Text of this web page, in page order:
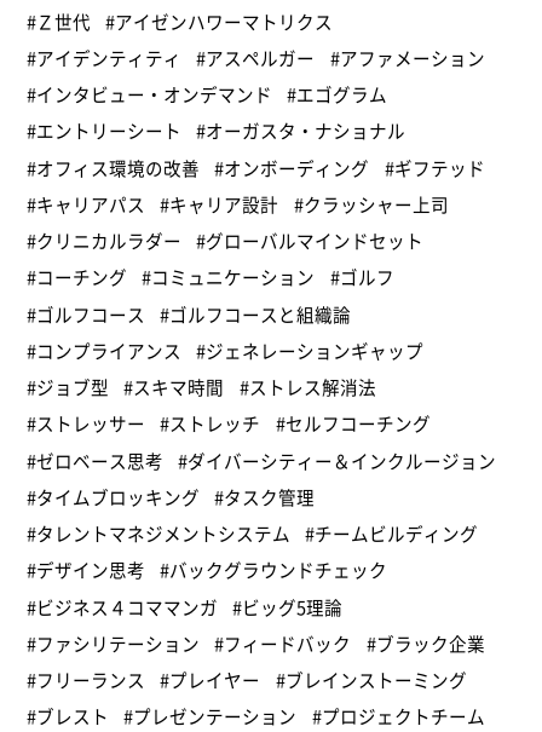
#Ｚ世代
#アイゼンハワーマトリクス
#アイデンティティ
#アスペルガー
#アファメーション
#インタビュー・オンデマンド
#エゴグラム
#エントリーシート
#オーガスタ・ナショナル
#オフィス環境の改善
#オンボーディング
#ギフテッド
#キャリアパス
#キャリア設計
#クラッシャー上司
#クリニカルラダー
#グローバルマインドセット
#コーチング
#コミュニケーション
#ゴルフ
#ゴルフコース
#ゴルフコースと組織論
#コンプライアンス
#ジェネレーションギャップ
#ジョブ型
#スキマ時間
#ストレス解消法
#ストレッサー
#ストレッチ
#セルフコーチング
#ゼロベース思考
#ダイバーシティー＆インクルージョン
#タイムブロッキング
#タスク管理
#タレントマネジメントシステム
#チームビルディング
#デザイン思考
#バックグラウンドチェック
#ビジネス４コママンガ
#ビッグ5理論
#ファシリテーション
#フィードバック
#ブラック企業
#フリーランス
#プレイヤー
#ブレインストーミング
#ブレスト
#プレゼンテーション
#プロジェクトチーム